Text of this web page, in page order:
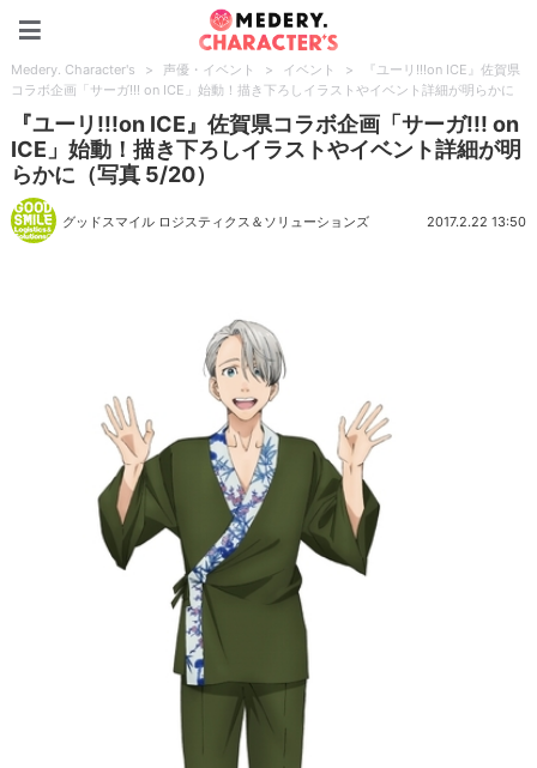
Medery. Character's > 声優・イベント > イベント >
『ユーリ!!!on ICE』佐賀県
コラボ企画「サーガ!!! on ICE」始動！描き下ろしイラストやイベント詳細が明らかに
『ユーリ!!!on ICE』佐賀県コラボ企画「サーガ!!! on
ICE」始動！描き下ろしイラストやイベント詳細が明
らかに（写真 5/20）
グッドスマイル ロジスティクス＆ソリューションズ 2017.2.22 13:50